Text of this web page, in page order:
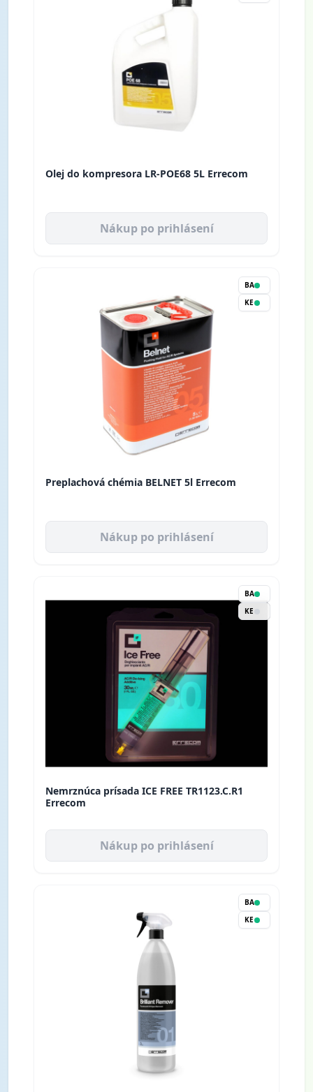
Olej do kompresora LR-POE68 5L Errecom
Nákup po prihlásení
BA
KE
Preplachová chémia BELNET 5l Errecom
Nákup po prihlásení
BA
KE
Nemrznúca prísada ICE FREE TR1123.C.R1
Errecom
Nákup po prihlásení
BA
KE